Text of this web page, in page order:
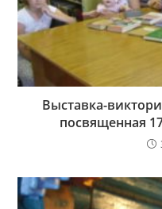
Выставка-
посвященная